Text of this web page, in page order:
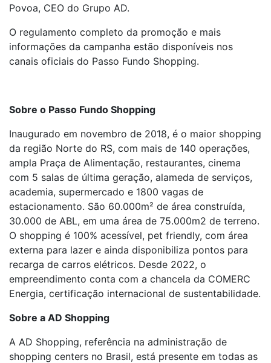
Povoa, CEO do Grupo AD.
O regulamento completo da promoção e mais
informações da campanha estão disponíveis nos
canais oficiais do Passo Fundo Shopping.
Sobre o Passo Fundo Shopping
Inaugurado em novembro de 2018, é o maior shopping
da região Norte do RS, com mais de 140 operações,
ampla Praça de Alimentação, restaurantes, cinema
com 5 salas de última geração, alameda de serviços,
academia, supermercado e 1800 vagas de
estacionamento. São 60.000m² de área construída,
30.000 de ABL, em uma área de 75.000m2 de terreno.
O shopping é 100% acessível, pet friendly, com área
externa para lazer e ainda disponibiliza pontos para
recarga de carros elétricos. Desde 2022, o
empreendimento conta com a chancela da COMERC
Energia, certificação internacional de sustentabilidade.
Sobre a AD Shopping
A AD Shopping, referência na administração de
shopping centers no Brasil, está presente em todas as